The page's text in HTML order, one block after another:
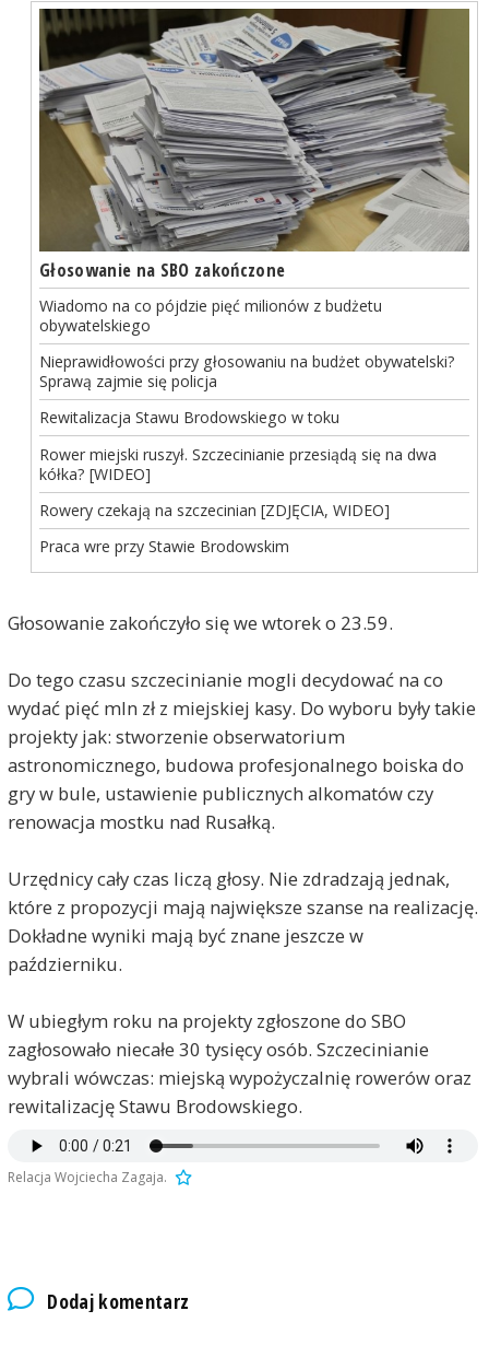
Głosowanie na SBO zakończone
Wiadomo na co pójdzie pięć milionów z budżetu
obywatelskiego
Nieprawidłowości przy głosowaniu na budżet obywatelski?
Sprawą zajmie się policja
Rewitalizacja Stawu Brodowskiego w toku
Rower miejski ruszył. Szczecinianie przesiądą się na dwa
kółka? [WIDEO]
Rowery czekają na szczecinian [ZDJĘCIA, WIDEO]
Praca wre przy Stawie Brodowskim
Głosowanie zakończyło się we wtorek o 23.59.
Do tego czasu szczecinianie mogli decydować na co
wydać pięć mln zł z miejskiej kasy. Do wyboru były takie
projekty jak: stworzenie obserwatorium
astronomicznego, budowa profesjonalnego boiska do
gry w bule, ustawienie publicznych alkomatów czy
renowacja mostku nad Rusałką.
Urzędnicy cały czas liczą głosy. Nie zdradzają jednak,
które z propozycji mają największe szanse na realizację.
Dokładne wyniki mają być znane jeszcze w
październiku.
W ubiegłym roku na projekty zgłoszone do SBO
zagłosowało niecałe 30 tysięcy osób. Szczecinianie
wybrali wówczas: miejską wypożyczalnię rowerów oraz
rewitalizację Stawu Brodowskiego.
Relacja Wojciecha Zagaja.
Dodaj komentarz